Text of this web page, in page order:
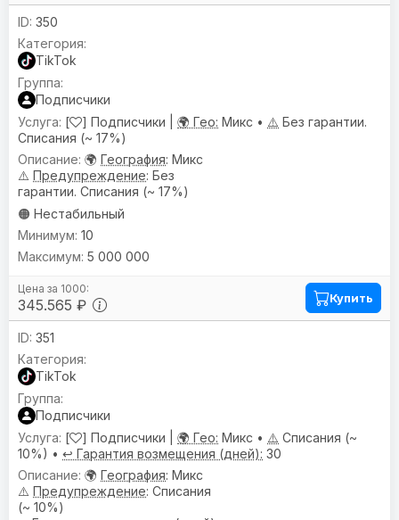
350
TikTok
Подписчики
[
] Подписчики | 🌍 Гео: Микс • ⚠️ Без гарантии.
Списания (~ 17%)
🌍 География: Микс
⚠️ Предупреждениe: Без
гарантии. Списания (~ 17%)
🟠 Нестабильный
345.565 ₽
10
5 000 000
Купить
351
TikTok
Подписчики
[
] Подписчики | 🌍 Гео: Микс • ⚠️ Списания (~
10%) • ↩️ Гарантия возмещения (дней): 30
🌍 География: Микс
⚠️ Предупреждениe: Списания
(~ 10%)